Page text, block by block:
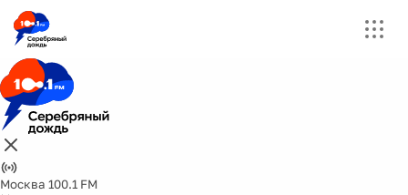
Москва 100.1 FM